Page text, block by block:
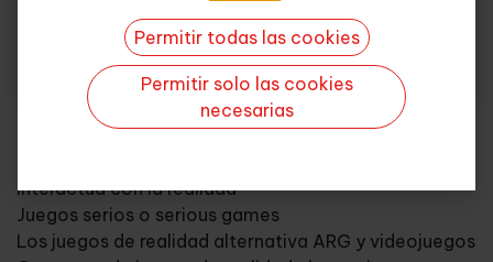
Tiene límites y reglas
Tiene una finalidad
Evoluciona, cambia y permite la integración del
individuo en su cultura
Favorece la psicomotricidad, las funciones
Interactúa con la realidad
Juegos serios o serious games
Los juegos de realidad alternativa ARG y videojuegos
Permitir todas las cookies
Permitir solo las cookies
necesarias